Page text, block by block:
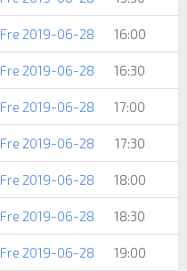
Fre 2019-06-28 16:00
Fre 2019-06-28 16:30
Fre 2019-06-28 17:00
Fre 2019-06-28 17:30
Fre 2019-06-28 18:00
Fre 2019-06-28 18:30
Fre 2019-06-28 19:00